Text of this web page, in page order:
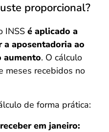
proporcional?
INSS é aplicado a
a aposentadoria ao
aumento. O cálculo
meses recebidos no
de forma prática:
em janeiro: